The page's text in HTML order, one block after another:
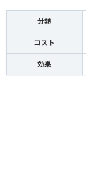
分類
コスト
効果